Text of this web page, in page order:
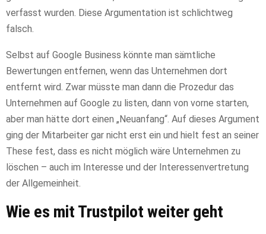
verfasst wurden. Diese Argumentation ist schlichtweg
falsch.
Selbst auf Google Business könnte man sämtliche
Bewertungen entfernen, wenn das Unternehmen dort
entfernt wird. Zwar müsste man dann die Prozedur das
Unternehmen auf Google zu listen, dann von vorne starten,
aber man hätte dort einen „Neuanfang“. Auf dieses Argument
ging der Mitarbeiter gar nicht erst ein und hielt fest an seiner
These fest, dass es nicht möglich wäre Unternehmen zu
löschen – auch im Interesse und der Interessenvertretung
der Allgemeinheit.
Wie es mit Trustpilot weiter geht